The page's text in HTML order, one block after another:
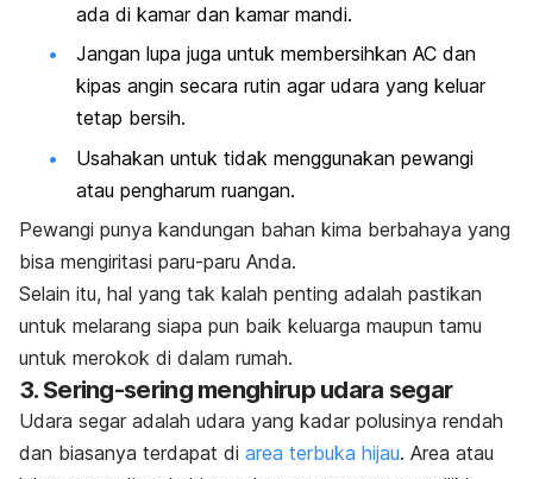
ada di kamar dan kamar mandi.
Jangan lupa juga untuk membersihkan AC dan
kipas angin secara rutin agar udara yang keluar
tetap bersih.
Usahakan untuk tidak menggunakan pewangi
atau pengharum ruangan.
Pewangi punya kandungan bahan kima berbahaya yang
bisa mengiritasi paru-paru Anda.
Selain itu, hal yang tak kalah penting adalah pastikan
untuk melarang siapa pun baik keluarga maupun tamu
untuk merokok di dalam rumah.
3. Sering-sering menghirup udara segar
Udara segar adalah udara yang kadar polusinya rendah
dan biasanya terdapat di area terbuka hijau. Area atau